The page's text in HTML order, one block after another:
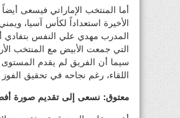
أما المنتخب الإماراتي فيسعى
الأخيرة استعداداً لكأس آسيا،
المدرب مهدي علي النفس بتفادي
التي جمعت الأبيض مع المنتخب
سيما أن الفريق لم يقدم المستوى
اللقاء، رغم نجاحه في تحقيق
معتوق: نسعى إلى تقديم صورة